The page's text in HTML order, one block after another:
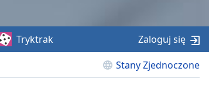
Stany Zjednoczone
Tryktrak Zaloguj się